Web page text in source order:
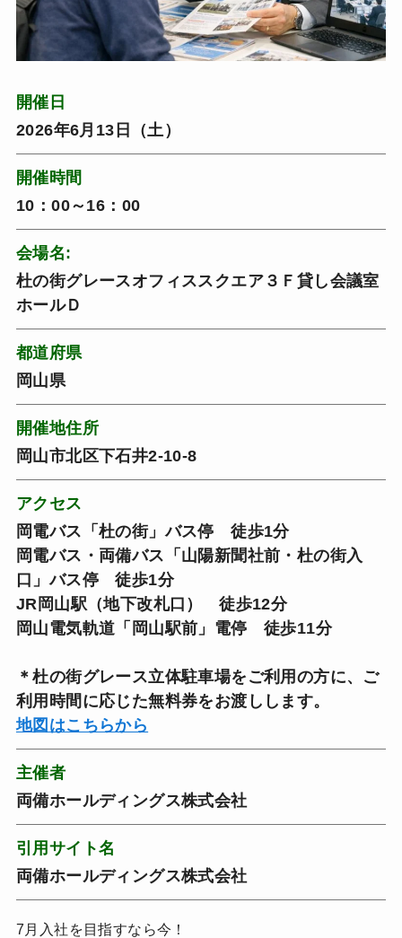
開催日
2026年6月13日（土）
開催時間
10：00～16：00
会場名:
杜の街グレースオフィススクエア３Ｆ貸し会議室
ホールＤ
都道府県
岡山県
開催地住所
岡山市北区下石井2-10-8
アクセス
岡電バス「杜の街」バス停 徒歩1分
岡電バス・両備バス「山陽新聞社前・杜の街入
口」バス停 徒歩1分
JR岡山駅（地下改札口） 徒歩12分
岡山電気軌道「岡山駅前」電停 徒歩11分
＊杜の街グレース立体駐車場をご利用の方に、ご
利用時間に応じた無料券をお渡しします。
地図はこちらから
主催者
両備ホールディングス株式会社
引用サイト名
両備ホールディングス株式会社
7月入社を目指すなら今！